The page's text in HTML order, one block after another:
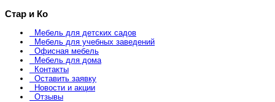
Стар и Ко
Мебель для детских садов
Мебель для учебных заведений
Офисная мебель
Мебель для дома
Контакты
Оставить заявку
Новости и акции
Отзывы